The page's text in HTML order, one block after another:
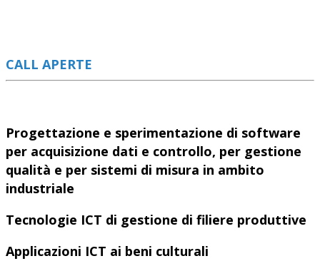
CALL APERTE
Progettazione e sperimentazione di software
per acquisizione dati e controllo, per gestione
qualità e per sistemi di misura in ambito
industriale
Tecnologie ICT di gestione di filiere produttive
Applicazioni ICT ai beni culturali